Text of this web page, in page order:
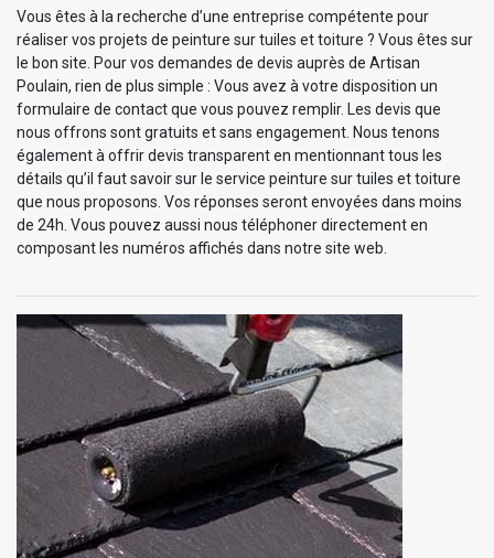
Vous êtes à la recherche d’une entreprise compétente pour
réaliser vos projets de peinture sur tuiles et toiture ? Vous êtes sur
le bon site. Pour vos demandes de devis auprès de Artisan
Poulain, rien de plus simple : Vous avez à votre disposition un
formulaire de contact que vous pouvez remplir. Les devis que
nous offrons sont gratuits et sans engagement. Nous tenons
également à offrir devis transparent en mentionnant tous les
détails qu’il faut savoir sur le service peinture sur tuiles et toiture
que nous proposons. Vos réponses seront envoyées dans moins
de 24h. Vous pouvez aussi nous téléphoner directement en
composant les numéros affichés dans notre site web.